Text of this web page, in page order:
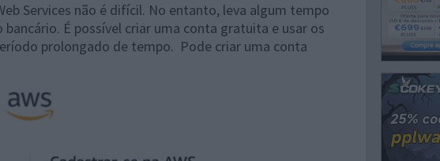
Services não é difícil. No entanto, leva algum tempo
É possível criar uma conta gratuita e usar os
prolongado de tempo. Pode criar uma conta